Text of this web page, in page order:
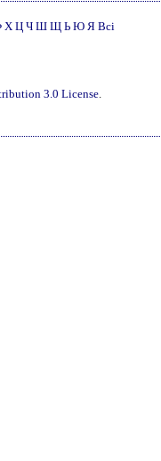
Х Ц Ч Ш Щ Ь Ю Я Всі
3.0 License.